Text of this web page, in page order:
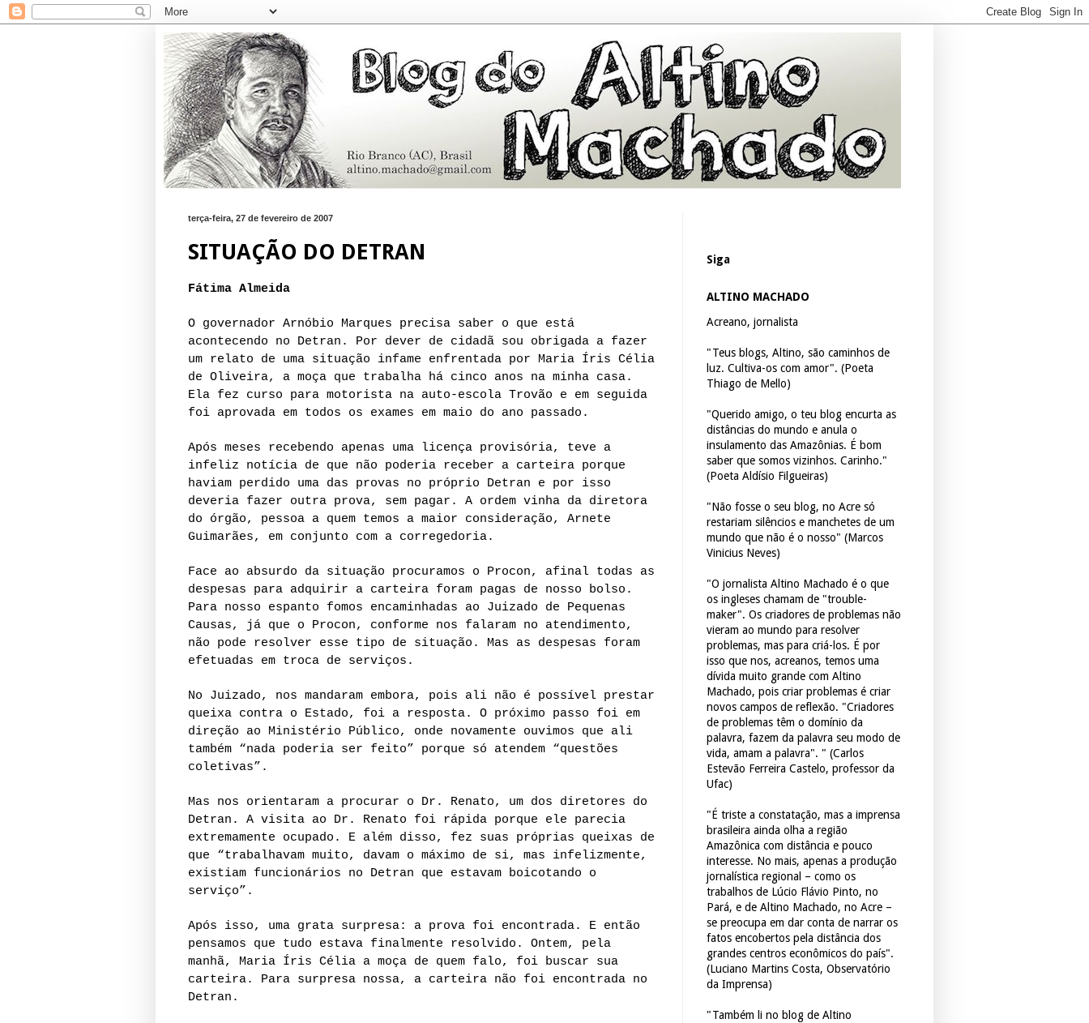
terça-feira, 27 de fevereiro de 2007
SITUAÇÃO DO DETRAN
Fátima Almeida
O governador Arnóbio Marques precisa saber o que está
acontecendo no Detran. Por dever de cidadã sou obrigada a fazer
um relato de uma situação infame enfrentada por Maria Íris Célia
de Oliveira, a moça que trabalha há cinco anos na minha casa.
Ela fez curso para motorista na auto-escola Trovão e em seguida
foi aprovada em todos os exames em maio do ano passado.
Após meses recebendo apenas uma licença provisória, teve a
infeliz notícia de que não poderia receber a carteira porque
haviam perdido uma das provas no próprio Detran e por isso
deveria fazer outra prova, sem pagar. A ordem vinha da diretora
do órgão, pessoa a quem temos a maior consideração, Arnete
Guimarães, em conjunto com a corregedoria.
Face ao absurdo da situação procuramos o Procon, afinal todas as
despesas para adquirir a carteira foram pagas de nosso bolso.
Para nosso espanto fomos encaminhadas ao Juizado de Pequenas
Causas, já que o Procon, conforme nos falaram no atendimento,
não pode resolver esse tipo de situação. Mas as despesas foram
efetuadas em troca de serviços.
No Juizado, nos mandaram embora, pois ali não é possível prestar
queixa contra o Estado, foi a resposta. O próximo passo foi em
direção ao Ministério Público, onde novamente ouvimos que ali
também “nada poderia ser feito” porque só atendem “questões
coletivas”.
Mas nos orientaram a procurar o Dr. Renato, um dos diretores do
Detran. A visita ao Dr. Renato foi rápida porque ele parecia
extremamente ocupado. E além disso, fez suas próprias queixas de
que “trabalhavam muito, davam o máximo de si, mas infelizmente,
existiam funcionários no Detran que estavam boicotando o
serviço”.
Após isso, uma grata surpresa: a prova foi encontrada. E então
pensamos que tudo estava finalmente resolvido. Ontem, pela
manhã, Maria Íris Célia a moça de quem falo, foi buscar sua
carteira. Para surpresa nossa, a carteira não foi encontrada no
Detran.
Siga
ALTINO MACHADO
Acreano, jornalista
"Teus blogs, Altino, são caminhos de
luz. Cultiva-os com amor". (Poeta
Thiago de Mello)
"Querido amigo, o teu blog encurta as
distâncias do mundo e anula o
insulamento das Amazônias. É bom
saber que somos vizinhos. Carinho."
(Poeta Aldísio Filgueiras)
"Não fosse o seu blog, no Acre só
restariam silêncios e manchetes de um
mundo que não é o nosso" (Marcos
Vinicius Neves)
"O jornalista Altino Machado é o que
os ingleses chamam de "trouble-
maker". Os criadores de problemas não
vieram ao mundo para resolver
problemas, mas para criá-los. É por
isso que nos, acreanos, temos uma
dívida muito grande com Altino
Machado, pois criar problemas é criar
novos campos de reflexão. "Criadores
de problemas têm o domínio da
palavra, fazem da palavra seu modo de
vida, amam a palavra". " (Carlos
Estevão Ferreira Castelo, professor da
Ufac)
"É triste a constatação, mas a imprensa
brasileira ainda olha a região
Amazônica com distância e pouco
interesse. No mais, apenas a produção
jornalística regional – como os
trabalhos de Lúcio Flávio Pinto, no
Pará, e de Altino Machado, no Acre –
se preocupa em dar conta de narrar os
fatos encobertos pela distância dos
grandes centros econômicos do país".
(Luciano Martins Costa, Observatório
da Imprensa)
"Também li no blog de Altino